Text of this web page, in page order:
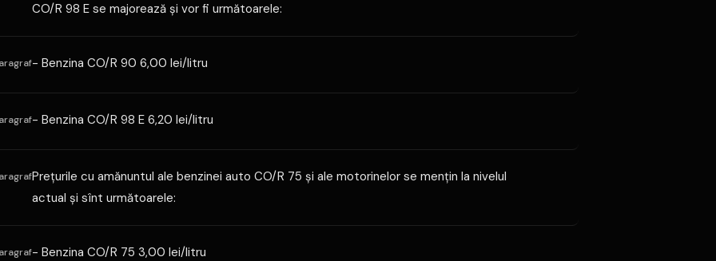
CO/R 98 E se majorează şi vor fi următoarele:
- Benzina CO/R 90 6,00 lei/litru
- Benzina CO/R 98 E 6,20 lei/litru
Preţurile cu amănuntul ale benzinei auto CO/R 75 şi ale motorinelor se menţin la nivelul
actual şi sînt următoarele:
- Benzina CO/R 75 3,00 lei/litru